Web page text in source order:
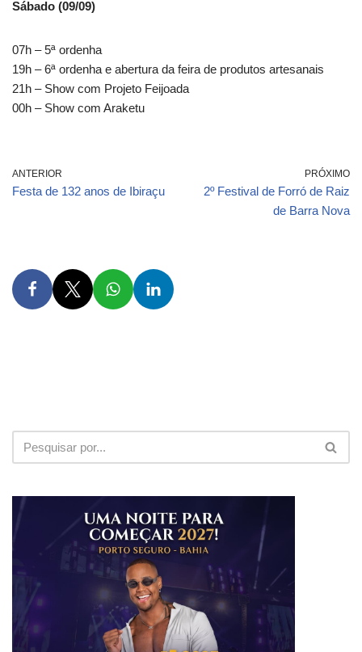
Sábado (09/09)
07h – 5ª ordenha
19h – 6ª ordenha e abertura da feira de produtos artesanais
21h – Show com Projeto Feijoada
00h – Show com Araketu
ANTERIOR
Festa de 132 anos de Ibiraçu
PRÓXIMO
2º Festival de Forró de Raiz
de Barra Nova